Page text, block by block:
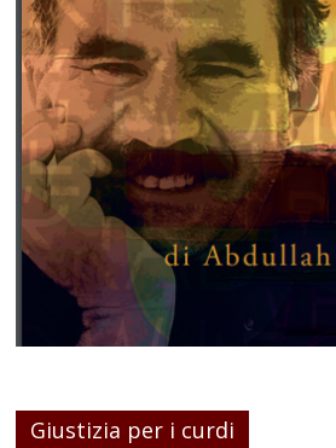
Giustizia per i curdi